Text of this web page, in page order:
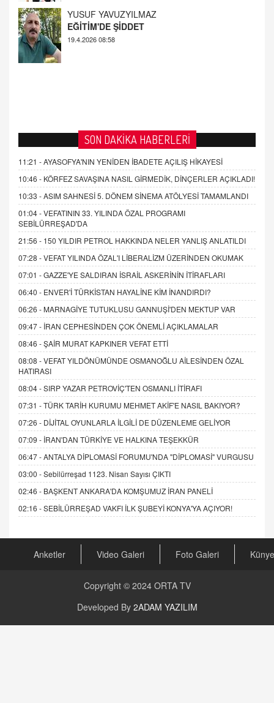
SON DAKİKA HABERLERİ
11:21 -AYASOFYA'NIN YENİDEN İBADETE AÇILIŞ HİKAYESİ
10:46 - KÖRFEZ SAVAŞINA NASIL GİRMEDİK, DİNÇERLER AÇIKLADI!
10:33 -ASIM SAHNESİ 5. DÖNEM SİNEMA ATÖLYESİ TAMAMLANDI
01:04 -VEFATININ 33. YILINDA ÖZAL PROGRAMI
SEBİLÜRREŞAD'DA
21:56 - 150 YILDIR PETROL HAKKINDA NELER YANLIŞ ANLATILDI
07:28 -VEFAT YILINDA ÖZAL'I LİBERALİZM ÜZERİNDEN OKUMAK
07:01 -GAZZE'YE SALDIRAN İSRAİL ASKERİNİN İTİRAFLARI
06:40 - ENVER'İ TÜRKİSTAN HAYALİNE KİM İNANDIRDI?
06:26 - MARNAGİYE TUTUKLUSU GANNUŞİ'DEN MEKTUP VAR
09:47 - İRAN CEPHESİNDEN ÇOK ÖNEMLİ AÇIKLAMALAR
08:46 -ŞAİR MURAT KAPKINER VEFAT ETTİ
08:08 -VEFAT YILDÖNÜMÜNDE OSMANOĞLU AİLESİNDEN ÖZAL
HATIRASI
08:04 -SIRP YAZAR PETROVİÇ'TEN OSMANLI İTİRAFI
07:31 -TÜRK TARİH KURUMU MEHMET AKİF'E NASIL BAKIYOR?
07:26 - DİJİTAL OYUNLARLA İLGİLİ DE DÜZENLEME GELİYOR
07:09 - İRAN'DAN TÜRKİYE VE HALKINA TEŞEKKÜR
06:47 -ANTALYA DİPLOMASİ FORUMU'NDA "DİPLOMASİ" VURGUSU
03:00 -Sebilürreşad 1123. Nisan Sayısı ÇIKTI
02:46 - BAŞKENT ANKARA'DA KOMŞUMUZ İRAN PANELİ
02:16 -SEBİLÜRREŞAD VAKFI İLK ŞUBEYİ KONYA'YA AÇIYOR!
Anketler Video Galeri Foto Galeri Künye
Copyright © 2024 ORTA TV
Developed By 2ADAM YAZILIM